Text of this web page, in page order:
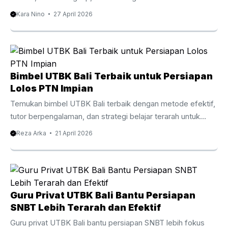
seleksi CPNS. Pengantar Les Privat CPNS Bali
strategi yang tepat dan latihan yang konsisten. Oleh karena
itu, banyak peserta kini memilih Les Privat CPNS Bali
sebagai cara efektif untuk meningkatkan peluang lolos.
Dengan persaingan yang semakin ketat setiap tahunnya,
belajar secara mandiri sering kali terasa kurang cukup. Di
Bali, minat terhadap bimbingan privat CPNS terus
meningkat. Hal ini ...
Kara Nino 27 April 2026
Bimbel UTBK Bali Terbaik untuk Persiapan
Lolos PTN Impian
Temukan bimbel UTBK Bali terbaik dengan metode efektif,
tutor berpengalaman, dan strategi belajar terarah untuk
lolos PTN impian. Baca panduan lengkapnya di sini.
semakin ketat. Oleh karena itu, banyak siswa mulai mencari
bimbel UTBK Bali sebagai langkah strategis untuk
meningkatkan peluang lolos. Dengan pendekatan belajar
yang tepat, materi terarah, dan bimbingan tutor
berpengalaman, proses persiapan menjadi lebih efektif dan
terukur. Selain itu, mengikuti bimbingan belajar khusus
Reza Arka 21 April 2026
Guru Privat UTBK Bali Bantu Persiapan
SNBT Lebih Terarah dan Efektif
Guru privat UTBK Bali bantu persiapan SNBT lebih fokus